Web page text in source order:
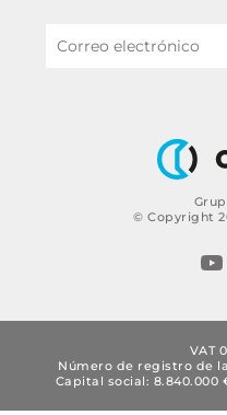
© Copyright
B2B Disclaimer
VAT
Número de registro de
Capital social: